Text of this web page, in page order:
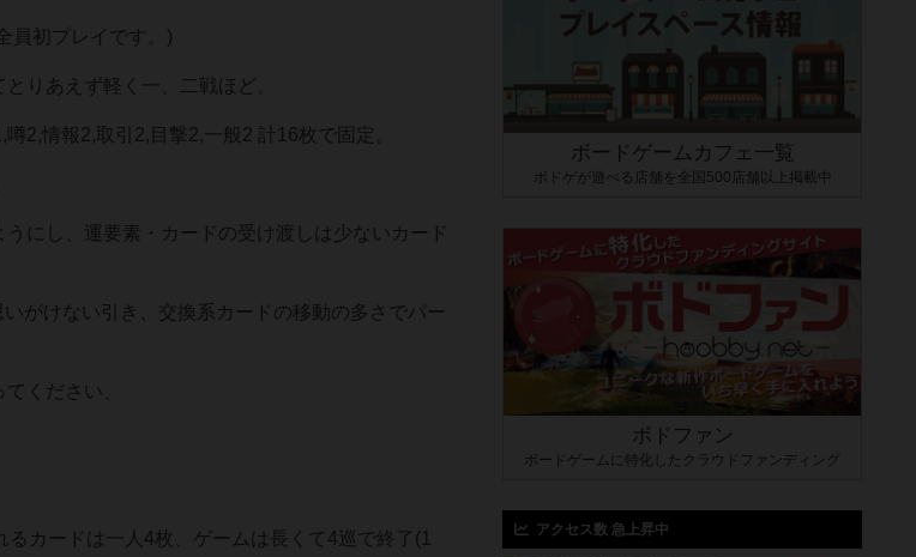
員初プレイです。)
りあえず軽く一、二戦ほど。
2,情報2,取引2,目撃2,一般2 計16枚で固定。
にし、運要素・カードの受け渡しは少ないカード
がけない引き、交換系カードの移動の多さでパー
ください、
カードは一人4枚、ゲームは長くて4巡で終了(1
ボードゲームカフェ一覧
ボドゲが遊べる店舗を全国500店舗以上掲載中
ボドファン
ボードゲームに特化したクラウドファンディング
アクセス数 急上昇中